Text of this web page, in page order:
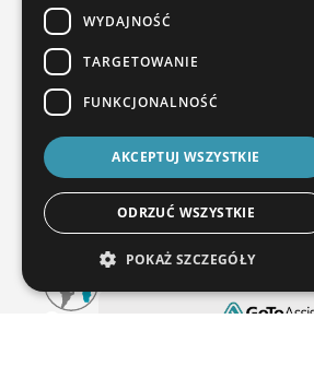
Wsparcie techniczne
+49 6020 201 8888
support@wenzel-metrology.de
Usługa online WENZEL
WYDAJNOŚĆ
TARGETOWANIE
FUNKCJONALNOŚĆ
AKCEPTUJ WSZYSTKIE
ODRZUĆ WSZYSTKIE
POKAŻ SZCZEGÓŁY